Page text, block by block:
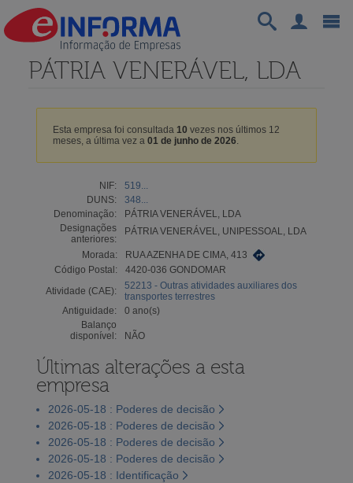
PÁTRIA VENERÁVEL, LDA
Esta empresa foi consultada 10 vezes nos últimos 12
meses, a última vez a 01 de junho de 2026.
NIF:
519...
DUNS:
348...
Denominação:
PÁTRIA VENERÁVEL, LDA
Designações
anteriores:
PÁTRIA VENERÁVEL, UNIPESSOAL, LDA
Morada:
RUA AZENHA DE CIMA, 413
Código Postal:
4420-036 GONDOMAR
Atividade (CAE):
52213 - Outras atividades auxiliares dos
transportes terrestres
Antiguidade:
0 ano(s)
Balanço
disponível:
NÃO
Últimas alterações a esta
empresa
2026-05-18 : Poderes de decisão
2026-05-18 : Poderes de decisão
2026-05-18 : Poderes de decisão
2026-05-18 : Poderes de decisão
2026-05-18 : Identificação